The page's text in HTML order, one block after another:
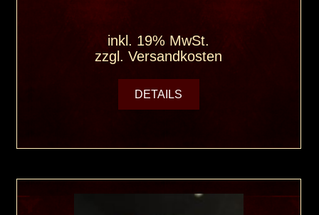
inkl. 19% MwSt.
zzgl.Versandkosten
DETAILS